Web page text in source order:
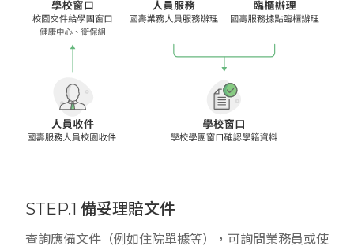
STEP.1 備妥理賠文件
查詢應備文件（例如住院單據等），可詢問業務員或使